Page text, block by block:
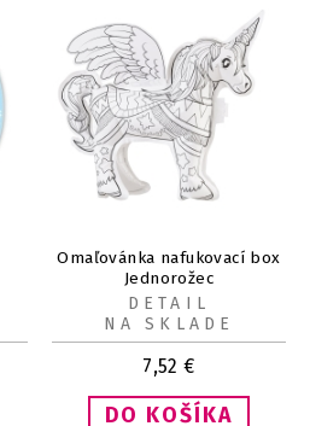
Omaľovánka nafukovací box
Jednorožec
7,52 €
DETAIL
NA SKLADE